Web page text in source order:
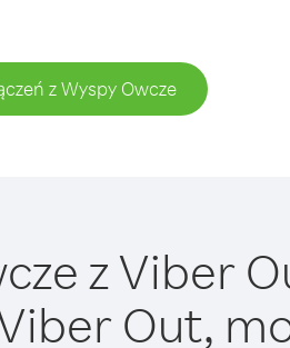
z Wyspy Owcze
z Viber
Out,